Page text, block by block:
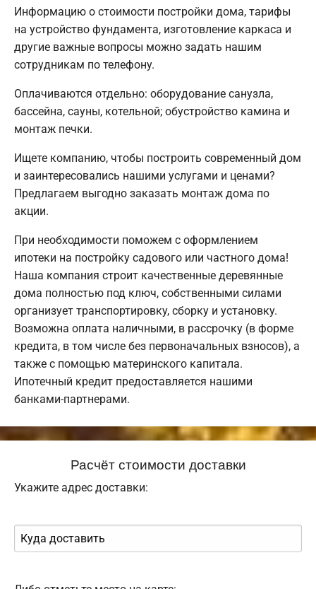
Информацию о стоимости постройки дома, тарифы
на устройство фундамента, изготовление каркаса и
другие важные вопросы можно задать нашим
сотрудникам по телефону.
Оплачиваются отдельно: оборудование санузла,
бассейна, сауны, котельной; обустройство камина и
монтаж печки.
Ищете компанию, чтобы построить современный дом
и заинтересовались нашими услугами и ценами?
Предлагаем выгодно заказать монтаж дома по
акции.
При необходимости поможем с оформлением
ипотеки на постройку садового или частного дома!
Наша компания строит качественные деревянные
дома полностью под ключ, собственными силами
организует транспортировку, сборку и установку.
Возможна оплата наличными, в рассрочку (в форме
кредита, в том числе без первоначальных взносов), а
также с помощью материнского капитала.
Ипотечный кредит предоставляется нашими
банками-партнерами.
Расчёт стоимости доставки
Укажите адрес доставки: